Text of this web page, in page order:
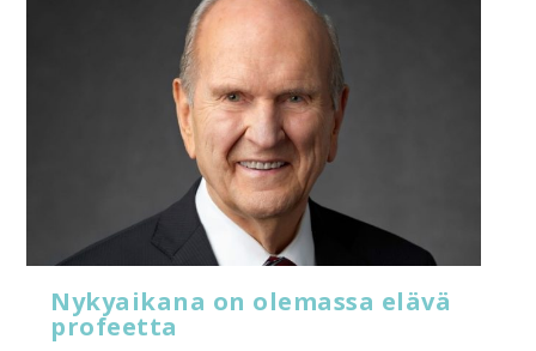
Nykyaikana on olemassa elävä
profeetta